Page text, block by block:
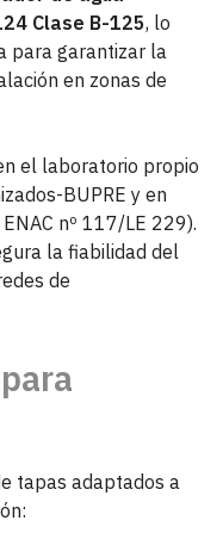
Clase B-125, lo
para garantizar la
en zonas de
el laboratorio propio
BUPRE y en
nº 117/LE 229).
la fiabilidad del
de
tapas adaptados a